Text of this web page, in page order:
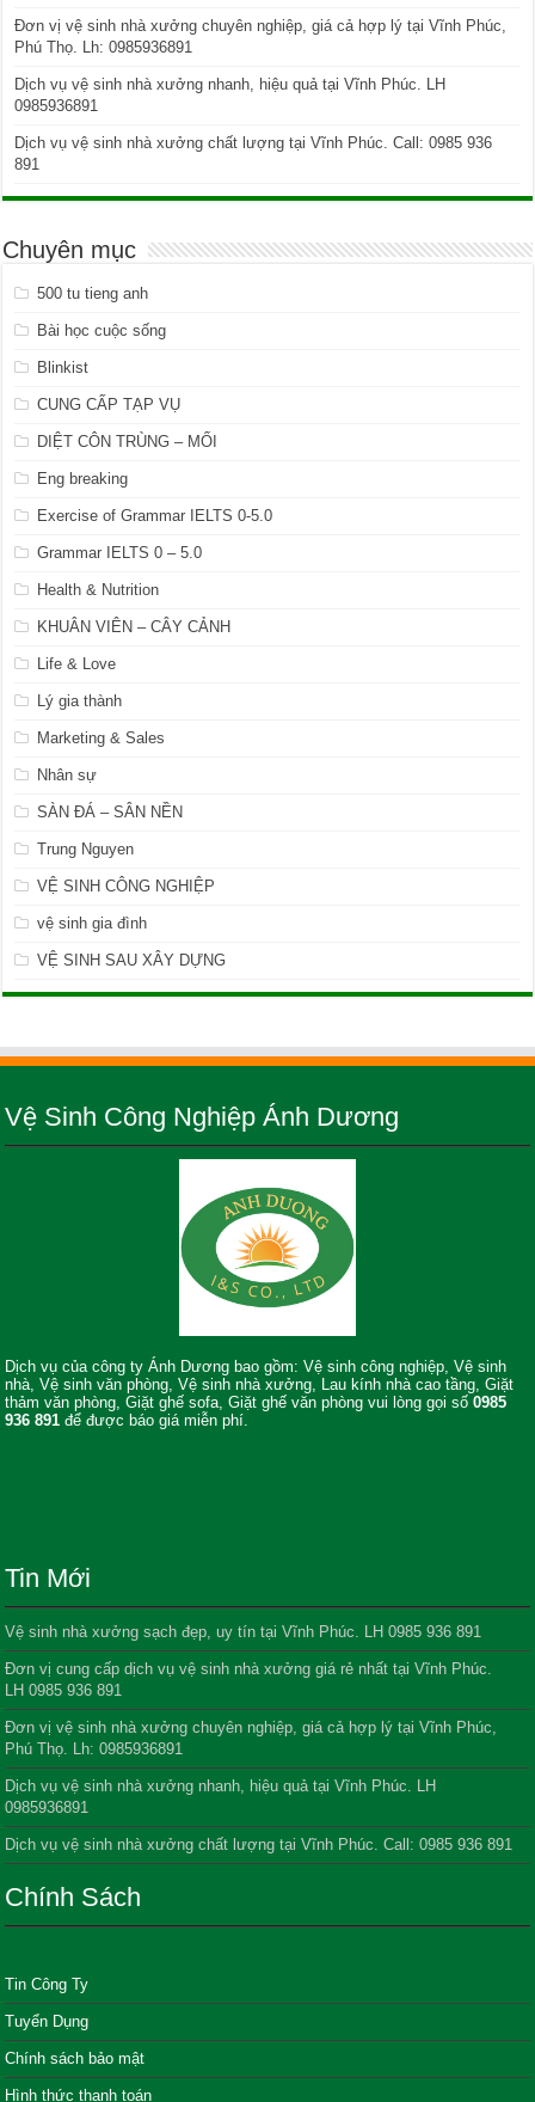
Đơn vị vệ sinh nhà xưởng chuyên nghiệp, giá cả hợp lý tại Vĩnh Phúc,
Phú Thọ. Lh: 0985936891
Dịch vụ vệ sinh nhà xưởng nhanh, hiệu quả tại Vĩnh Phúc. LH
0985936891
Dịch vụ vệ sinh nhà xưởng chất lượng tại Vĩnh Phúc. Call: 0985 936
891
Chuyên mục
500 tu tieng anh
Bài học cuộc sống
Blinkist
CUNG CẤP TẠP VỤ
DIỆT CÔN TRÙNG – MỐI
Eng breaking
Exercise of Grammar IELTS 0-5.0
Grammar IELTS 0 – 5.0
Health & Nutrition
KHUÂN VIÊN – CÂY CẢNH
Life & Love
Lý gia thành
Marketing & Sales
Nhân sự
SÀN ĐÁ – SÂN NỀN
Trung Nguyen
VỆ SINH CÔNG NGHIỆP
vệ sinh gia đình
VỆ SINH SAU XÂY DỰNG
Vệ Sinh Công Nghiệp Ánh Dương
Dịch vụ của công ty Ánh Dương bao gồm: Vệ sinh công nghiệp, Vệ sinh
nhà, Vệ sinh văn phòng, Vệ sinh nhà xưởng, Lau kính nhà cao tầng, Giặt
thảm văn phòng, Giặt ghế sofa, Giặt ghế văn phòng vui lòng gọi số0985
936 891 để được báo giá miễn phí.
Tin Mới
Vệ sinh nhà xưởng sạch đẹp, uy tín tại Vĩnh Phúc. LH 0985 936 891
Đơn vị cung cấp dịch vụ vệ sinh nhà xưởng giá rẻ nhất tại Vĩnh Phúc.
LH 0985 936 891
Đơn vị vệ sinh nhà xưởng chuyên nghiệp, giá cả hợp lý tại Vĩnh Phúc,
Phú Thọ. Lh: 0985936891
Dịch vụ vệ sinh nhà xưởng nhanh, hiệu quả tại Vĩnh Phúc. LH
0985936891
Dịch vụ vệ sinh nhà xưởng chất lượng tại Vĩnh Phúc. Call: 0985 936 891
Chính Sách
Tin Công Ty
Tuyển Dụng
Chính sách bảo mật
Hình thức thanh toán